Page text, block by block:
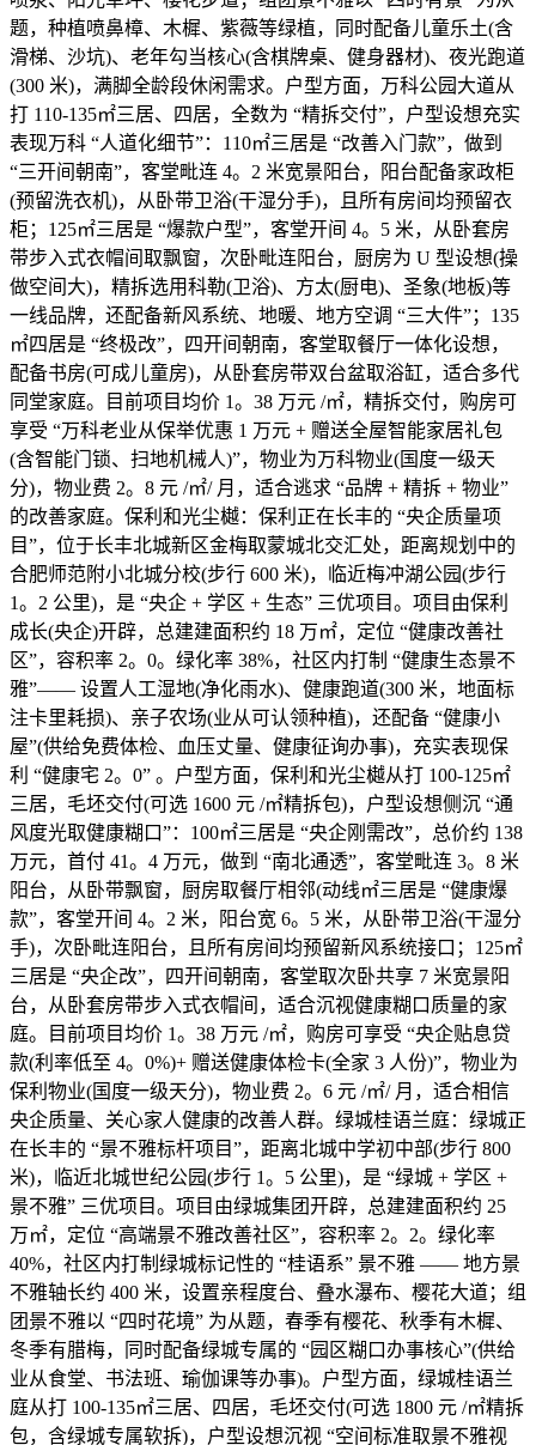
题，种植喷鼻樟、木樨、紫薇等绿植，同时配备儿童乐土(含
滑梯、沙坑)、老年勾当核心(含棋牌桌、健身器材)、夜光跑道
(300 米)，满脚全龄段休闲需求。户型方面，万科公园大道从
打 110-135㎡三居、四居，全数为 “精拆交付”，户型设想充实
表现万科 “人道化细节”：110㎡三居是 “改善入门款”，做到
“三开间朝南”，客堂毗连 4。2 米宽景阳台，阳台配备家政柜
(预留洗衣机)，从卧带卫浴(干湿分手)，且所有房间均预留衣
柜；125㎡三居是 “爆款户型”，客堂开间 4。5 米，从卧套房
带步入式衣帽间取飘窗，次卧毗连阳台，厨房为 U 型设想(操
做空间大)，精拆选用科勒(卫浴)、方太(厨电)、圣象(地板)等
一线品牌，还配备新风系统、地暖、地方空调 “三大件”；135
㎡四居是 “终极改”，四开间朝南，客堂取餐厅一体化设想，
配备书房(可成儿童房)，从卧套房带双台盆取浴缸，适合多代
同堂家庭。目前项目均价 1。38 万元 /㎡，精拆交付，购房可
享受 “万科老业从保举优惠 1 万元 + 赠送全屋智能家居礼包
(含智能门锁、扫地机械人)”，物业为万科物业(国度一级天
分)，物业费 2。8 元 /㎡/ 月，适合逃求 “品牌 + 精拆 + 物业”
的改善家庭。保利和光尘樾：保利正在长丰的 “央企质量项
目”，位于长丰北城新区金梅取蒙城北交汇处，距离规划中的
合肥师范附小北城分校(步行 600 米)，临近梅冲湖公园(步行
1。2 公里)，是 “央企 + 学区 + 生态” 三优项目。项目由保利
成长(央企)开辟，总建建面积约 18 万㎡，定位 “健康改善社
区”，容积率 2。0。绿化率 38%，社区内打制 “健康生态景不
雅”—— 设置人工湿地(净化雨水)、健康跑道(300 米，地面标
注卡里耗损)、亲子农场(业从可认领种植)，还配备 “健康小
屋”(供给免费体检、血压丈量、健康征询办事)，充实表现保
利 “健康宅 2。0” 。户型方面，保利和光尘樾从打 100-125㎡
三居，毛坯交付(可选 1600 元 /㎡精拆包)，户型设想侧沉 “通
风度光取健康糊口”：100㎡三居是 “央企刚需改”，总价约 138
万元，首付 41。4 万元，做到 “南北通透”，客堂毗连 3。8 米
阳台，从卧带飘窗，厨房取餐厅相邻(动线㎡三居是 “健康爆
款”，客堂开间 4。2 米，阳台宽 6。5 米，从卧带卫浴(干湿分
手)，次卧毗连阳台，且所有房间均预留新风系统接口；125㎡
三居是 “央企改”，四开间朝南，客堂取次卧共享 7 米宽景阳
台，从卧套房带步入式衣帽间，适合沉视健康糊口质量的家
庭。目前项目均价 1。38 万元 /㎡，购房可享受 “央企贴息贷
款(利率低至 4。0%)+ 赠送健康体检卡(全家 3 人份)”，物业为
保利物业(国度一级天分)，物业费 2。6 元 /㎡/ 月，适合相信
央企质量、关心家人健康的改善人群。绿城桂语兰庭：绿城正
在长丰的 “景不雅标杆项目”，距离北城中学初中部(步行 800
米)，临近北城世纪公园(步行 1。5 公里)，是 “绿城 + 学区 +
景不雅” 三优项目。项目由绿城集团开辟，总建建面积约 25
万㎡，定位 “高端景不雅改善社区”，容积率 2。2。绿化率
40%，社区内打制绿城标记性的 “桂语系” 景不雅 —— 地方景
不雅轴长约 400 米，设置亲程度台、叠水瀑布、樱花大道；组
团景不雅以 “四时花境” 为从题，春季有樱花、秋季有木樨、
冬季有腊梅，同时配备绿城专属的 “园区糊口办事核心”(供给
业从食堂、书法班、瑜伽课等办事)。户型方面，绿城桂语兰
庭从打 100-135㎡三居、四居，毛坯交付(可选 1800 元 /㎡精拆
包，含绿城专属软拆)，户型设想沉视 “空间标准取景不雅视